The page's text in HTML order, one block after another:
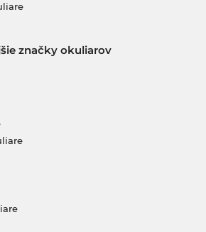
značky okuliarov